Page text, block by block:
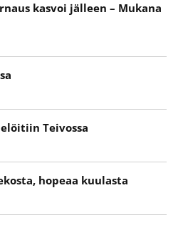
kasvoi jälleen – Mukana
Teivossa
hopeaa kuulasta